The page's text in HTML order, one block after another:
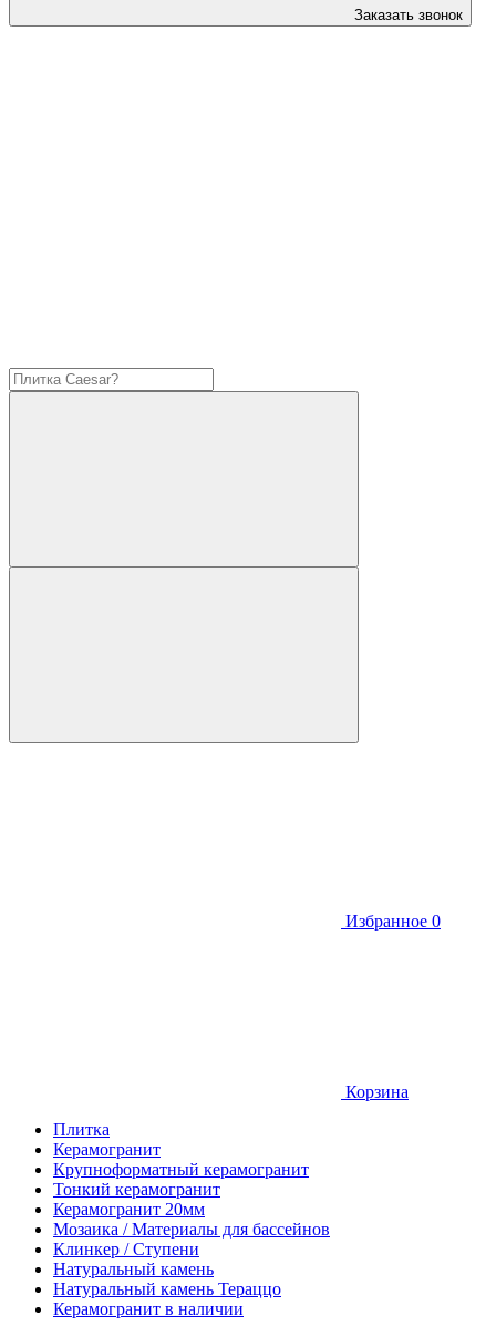
Заказать звонок
Избранное 0
Корзина
Плитка
Керамогранит
Крупноформатный керамогранит
Тонкий керамогранит
Керамогранит 20мм
Мозаика / Материалы для бассейнов
Клинкер / Ступени
Натуральный камень
Натуральный камень Тераццо
Керамогранит в наличии